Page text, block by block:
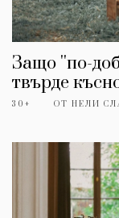
Защо ''по-
твърде
30+ ОТ НЕЛИ